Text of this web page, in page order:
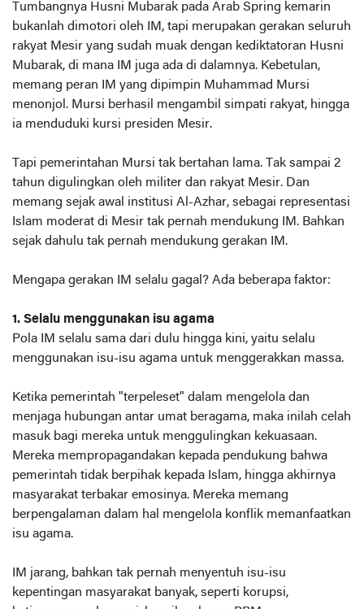
Tumbangnya Husni Mubarak pada Arab Spring kemarin
bukanlah dimotori oleh IM, tapi merupakan gerakan seluruh
rakyat Mesir yang sudah muak dengan kediktatoran Husni
Mubarak, di mana IM juga ada di dalamnya. Kebetulan,
memang peran IM yang dipimpin Muhammad Mursi
menonjol. Mursi berhasil mengambil simpati rakyat, hingga
ia menduduki kursi presiden Mesir.
Tapi pemerintahan Mursi tak bertahan lama. Tak sampai 2
tahun digulingkan oleh militer dan rakyat Mesir. Dan
memang sejak awal institusi Al-Azhar, sebagai representasi
Islam moderat di Mesir tak pernah mendukung IM. Bahkan
sejak dahulu tak pernah mendukung gerakan IM.
Mengapa gerakan IM selalu gagal? Ada beberapa faktor:
1. Selalu menggunakan isu agama
Pola IM selalu sama dari dulu hingga kini, yaitu selalu
menggunakan isu-isu agama untuk menggerakkan massa.
Ketika pemerintah "terpeleset" dalam mengelola dan
menjaga hubungan antar umat beragama, maka inilah celah
masuk bagi mereka untuk menggulingkan kekuasaan.
Mereka mempropagandakan kepada pendukung bahwa
pemerintah tidak berpihak kepada Islam, hingga akhirnya
masyarakat terbakar emosinya. Mereka memang
berpengalaman dalam hal mengelola konflik memanfaatkan
isu agama.
IM jarang, bahkan tak pernah menyentuh isu-isu
kepentingan masyarakat banyak, seperti korupsi,